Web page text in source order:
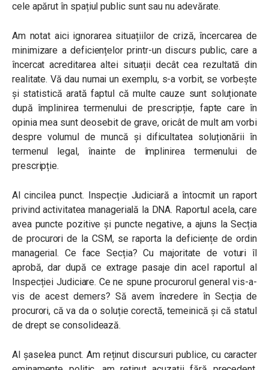
cele apărut în spațiul public sunt sau nu adevărate.
Am notat aici ignorarea situațiilor de criză, încercarea de
minimizare a deficiențelor printr-un discurs public, care a
încercat acreditarea altei situații decât cea rezultată din
realitate. Vă dau numai un exemplu, s-a vorbit, se vorbește
și statistică arată faptul că multe cauze sunt soluționate
după împlinirea termenului de prescripție, fapte care în
opinia mea sunt deosebit de grave, oricât de mult am vorbi
despre volumul de muncă și dificultatea soluționării în
termenul legal, înainte de împlinirea termenului de
prescripție.
Al cincilea punct. Inspecție Judiciară a întocmit un raport
privind activitatea managerială la DNA. Raportul acela, care
avea puncte pozitive și puncte negative, a ajuns la Secția
de procurori de la CSM, se raporta la deficiențe de ordin
managerial. Ce face Secția? Cu majoritate de voturi îl
aprobă, dar după ce extrage pasaje din acel raportul al
Inspecției Judiciare. Ce ne spune procurorul general vis-a-
vis de acest demers? Să avem încredere în Secția de
procurori, că va da o soluție corectă, temeinică și că statul
de drept se consolidează.
Al șaselea punct. Am reținut discursuri publice, cu caracter